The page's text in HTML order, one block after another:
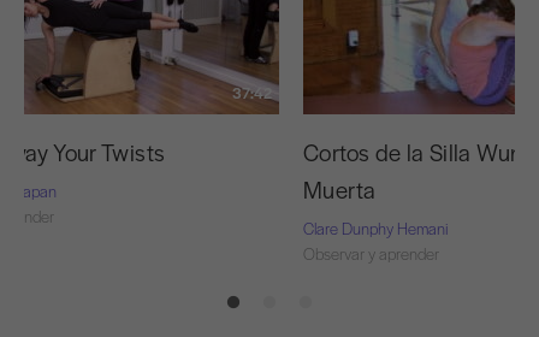
37:42
Your Twists
Capan
Cortos de la Silla
Muerta
Clare Dunphy Hemani
Observar y aprender